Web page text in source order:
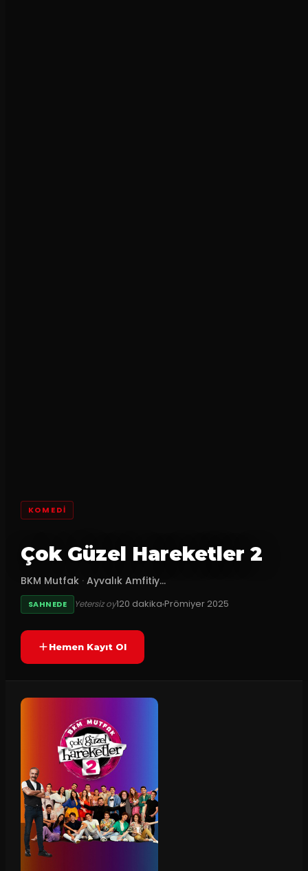
KOMEDI
Çok Güzel Hareketler 2
BKM Mutfak · Ayvalık Amfitiy...
SAHNEDE Yetersiz oy120 dakikaPrömiyer 2025
Hemen Kayıt Ol